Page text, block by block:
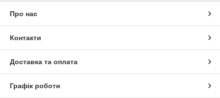
Про нас
Контакти
Доставка та оплата
Графік роботи